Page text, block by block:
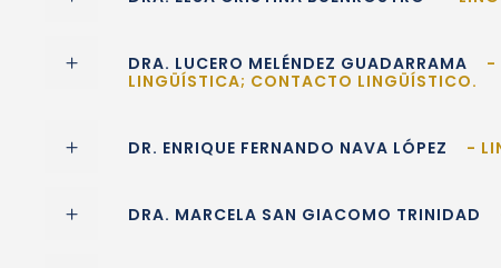
DRA. LUCERO MELÉNDEZ GUADARRAMA
-
LINGÜÍSTICA; CONTACTO LINGÜÍSTICO.
DR. ENRIQUE FERNANDO NAVA LÓPEZ -
DRA. MARCELA SAN GIACOMO TRINIDAD